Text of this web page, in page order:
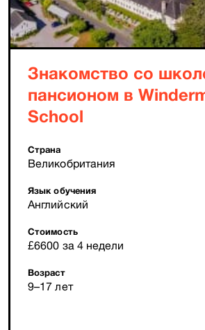
Знакомство со
пансионом в
School
Страна
Великобритания
Язык обучения
Английский
Стоимость
£6600 за 4 недели
Возраст
9–17 лет